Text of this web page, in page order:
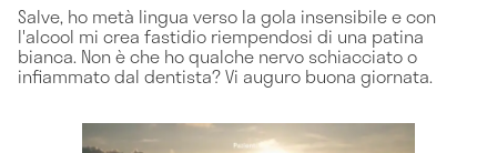
Salve, ho metà lingua verso la gola insensibile e con
l'alcool mi crea fastidio riempendosi di una patina
bianca. Non è che ho qualche nervo schiacciato o
infiammato dal dentista? Vi auguro buona giornata.